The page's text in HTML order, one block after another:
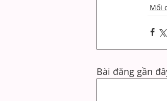
Mối
Bài đăng gần